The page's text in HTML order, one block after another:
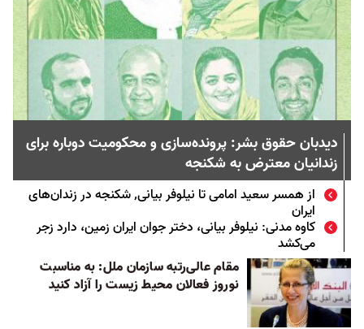
دیدبان حقوق بشر: پرونده‌سازی و محکومیت دوباره برای
زندانیان معترض به شکنجه
از همسر سعید امامی تا نیلوفر بیانی٬ شکنجه در زندان‌های
ایران
کاوه مدنی: نیلوفر بیانی، دختر جوان ایران زمین، دارد زجر
می‌کشد
مقام ‌عالی‌رتبه سازمان ملل: به مناسبت
نوروز فعالان محیط زیست را آزاد کنید